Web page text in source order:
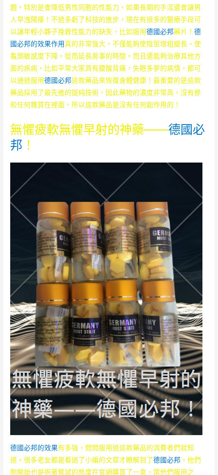
題，特別是會降低男性同胞的性能力，如果長期的手淫還會讓男
人早洩陽痿！不過多虧了科技的進步，現在有很多的醫療手段可
以讓年輕小夥子挽救性能力的缺失，比如服用德國必邦藥片！德
國必邦的效果作用真的非常強大，不僅能夠使陰莖增粗變長，使
龜頭敏感度下降，從而延長房事的時間。而且還能夠治療其他方
面的疾病，比如平常大家具有腰酸背痛，失眠多夢的病情，都可
以通過服用德國必邦這款藥品來恢復身體健康！最重要的是這款
藥品採用了最先進的提純技術，因此藥物的濃度非常高，沒有摻
和任何雜質在裡面，所以這款藥品是沒有任何副作用的！
無懼疲軟無懼早射的神藥——德國必
邦 ！
德國必邦的效果有多強，問問服用過這款藥品的消費者們就知
道。很多老友都是看過了小編的文章才瞭解到了德國必邦 。他們
剛開始也是抱著嘗試的態度在官網購買了一盒，當他們服用之